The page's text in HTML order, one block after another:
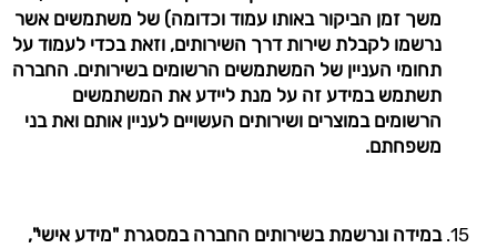
משך זמן הביקור באותו עמוד וכדומה) של משתמשים אשר
נרשמו לקבלת שירות דרך השירותים, וזאת בכדי לעמוד על
תחומי העניין של המשתמשים הרשומים בשירותים. החברה
תשתמש במידע זה על מנת ליידע את המשתמשים
הרשומים במוצרים ושירותים העשויים לעניין אותם ואת בני
משפחתם.
במידה ונרשמת בשירותים החברה במסגרת "מידע אישי",